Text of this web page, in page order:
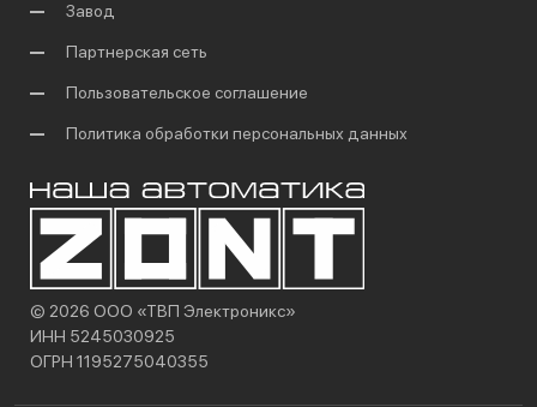
Завод
Партнерская сеть
Пользовательское соглашение
Политика обработки персональных данных
© 2026 ООО «ТВП Электроникс»
ИНН 5245030925
ОГРН 1195275040355